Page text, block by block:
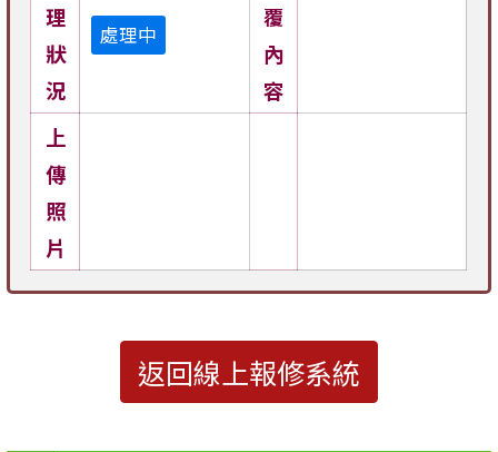
理
狀
況
處理中
覆
內
容
上
傳
照
片
返回線上報修系統